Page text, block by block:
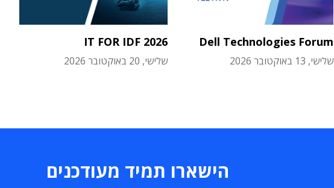
Dell Technologies Forum
שלישי, 13 באוקטובר 2026
IT FOR IDF 2026
שלישי, 20 באוקטובר 2026
הישארו תמיד מעודכנים